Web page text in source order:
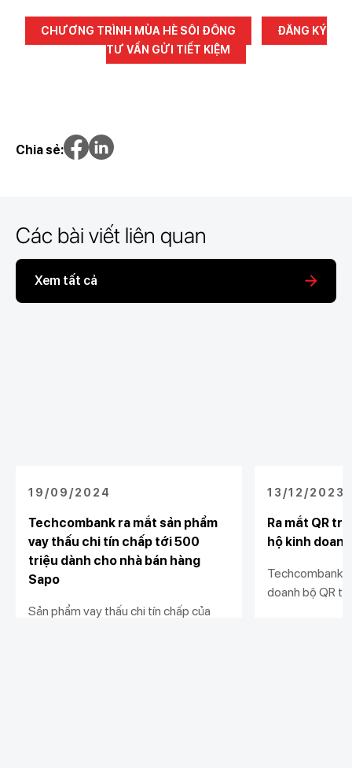
CHƯƠNG TRÌNH MÙA HÈ SÔI ĐỘNG
ĐĂNG KÝ
TƯ VẤN GỬI TIẾT KIỆM
Chia sẻ:
Các bài viết liên quan
Xem tất cả
19/09/2024
Techcombank ra mắt sản phẩm
vay thấu chi tín chấp tới 500
triệu dành cho nhà bán hàng
Sapo
Sản phẩm vay thấu chi tín chấp của
13/12/2023
Ra mắt QR
hộ kinh doanh
Techcombank
doanh bộ QR